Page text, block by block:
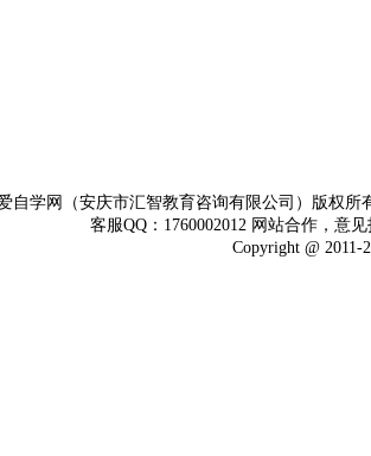
自学网（安庆市汇智教育咨询有限公司）版权
客服QQ：1760002012 网站合作，意
Copyright @